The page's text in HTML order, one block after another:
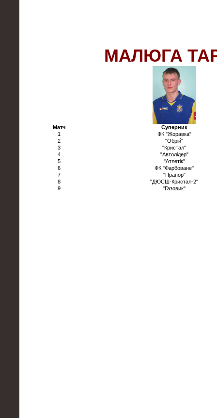
МАЛЮГА
Матч
Суперник
1
ФК "Жоравка"
2
"Обрій"
3
"Кристал"
4
"Автолідер"
5
"Атлетік"
6
ФК "Фарбоване"
7
"Прапор"
8
"ДЮСШ-Кристал-2"
9
"Газовик"